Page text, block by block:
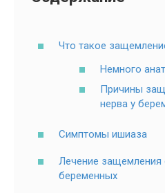
Что такое
Немного
Причины
нерва у
Симптомы ишиаза
Лечение защемления
беременных